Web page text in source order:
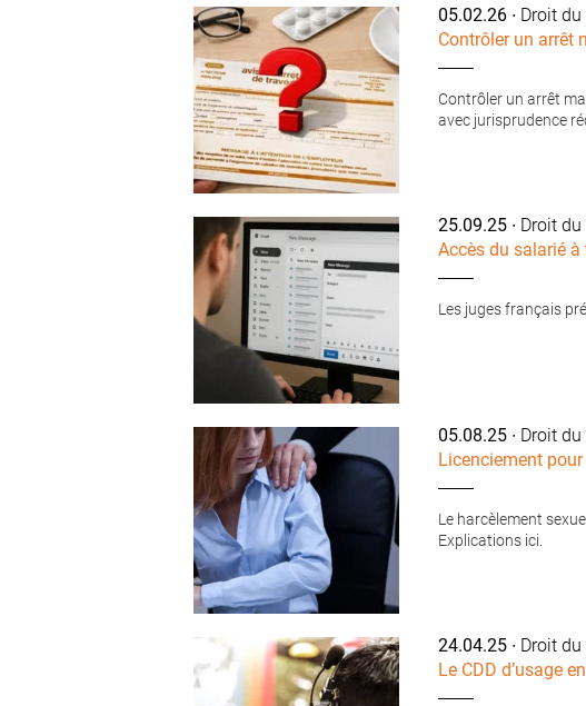
05.02.26 ∙ Droit
Contrôler un arrêt
Contrôler un arrêt
avec jurisprudence
25.09.25 ∙ Droit
Accès du salarié
Les juges français
05.08.25 ∙ Droit
Licenciement
Le harcèlement
Explications ici.
24.04.25 ∙ Droit
Le CDD d’usage